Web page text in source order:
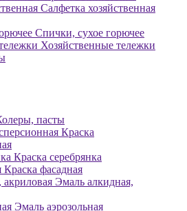
Салфетка хозяйственная
Спички, сухое горючее
Хозяйственные тележки
пасты
Краска
Краска серебрянка
Краска фасадная
Эмаль алкидная,
Эмаль аэрозольная